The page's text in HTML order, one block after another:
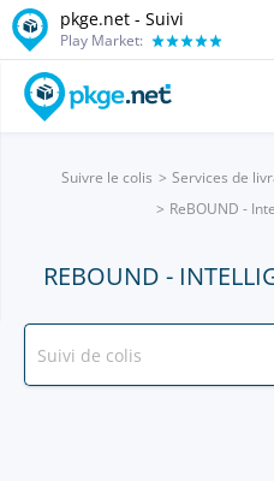
pkge.net - Suivi
Play Market:
Suivre le colis
Services de
ReBOUND -
REBOUND -